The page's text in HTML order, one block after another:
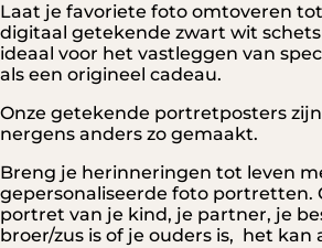
Laat je favoriete foto omtoveren
digitaal getekende zwart wit
ideaal voor het vastleggen van
als een origineel cadeau.
Onze getekende portretposters
nergens anders zo gemaakt.
Breng je herinneringen tot leven
gepersonaliseerde foto portretten.
portret van je kind, je partner, je
broer/zus is of je ouders is, het kan